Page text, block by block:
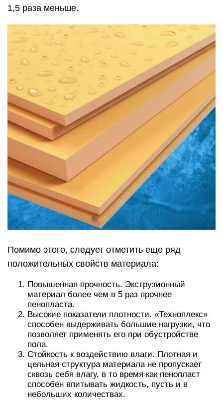
1,5 раза меньше.
Помимо этого, следует отметить еще ряд
положительных свойств материала:
Повышенная прочность. Экструзионный
материал более чем в 5 раз прочнее
пенопласта.
Высокие показатели плотности. «Техноплекс»
способен выдерживать большие нагрузки, что
позволяет применять его при обустройстве
пола.
Стойкость к воздействию влаги. Плотная и
цельная структура материала не пропускает
сквозь себя влагу, в то время как пенопласт
способен впитывать жидкость, пусть и в
небольших количествах.